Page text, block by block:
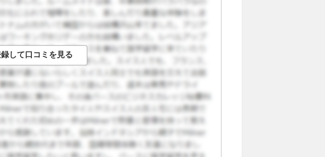
まっているので、治安がどの程度変わってしまってるか
安状況を必ず確認することをお勧めします。 玄関を出て
り、都会のゴミゴミした感じではなくのんびり、でも安